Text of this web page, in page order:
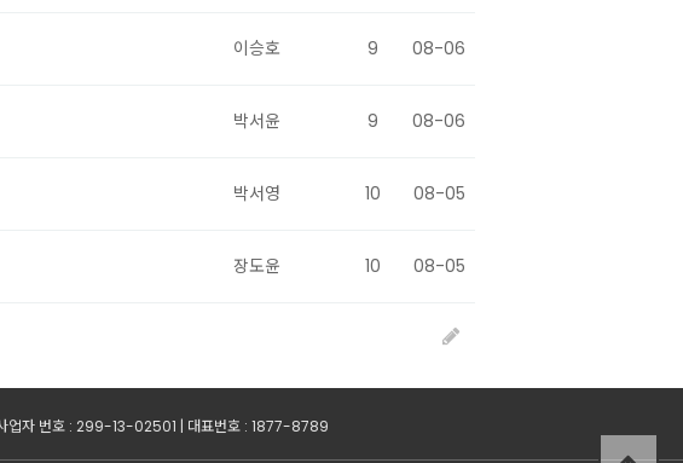
이승호 9 08-06
박서윤 9 08-06
박서영 10 08-05
장도윤 10 08-05
사업자 번호 : 299-13-02501 | 대표번호 : 1877-8789